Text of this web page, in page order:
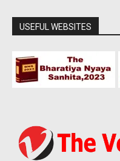
USEFUL WEBSITES